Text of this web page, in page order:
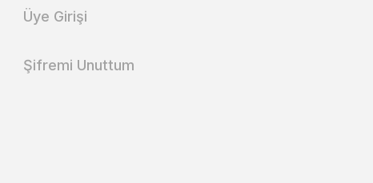
Üye Girişi
Şifremi Unuttum